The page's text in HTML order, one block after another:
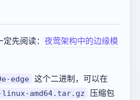
先阅读： 夜莺架构中的边缘模
edge 这个二进制，可以在
amd64.tar.gz
压缩包